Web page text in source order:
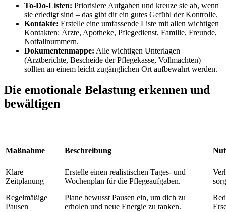
To-Do-Listen: Priorisiere Aufgaben und kreuze sie ab, wenn
sie erledigt sind – das gibt dir ein gutes Gefühl der Kontrolle.
Kontakte: Erstelle eine umfassende Liste mit allen wichtigen
Kontakten: Ärzte, Apotheke, Pflegedienst, Familie, Freunde,
Notfallnummern.
Dokumentenmappe: Alle wichtigen Unterlagen
(Arztberichte, Bescheide der Pflegekasse, Vollmachten)
sollten an einem leicht zugänglichen Ort aufbewahrt werden.
Die emotionale Belastung erkennen und
bewältigen
Maßnahme Beschreibung
Klare
Zeitplanung
Erstelle einen realistischen Tages- und
Wochenplan für die Pflegeaufgaben.
Regelmäßige
Pausen
Plane bewusst Pausen ein, um dich zu
erholen und neue Energie zu tanken.